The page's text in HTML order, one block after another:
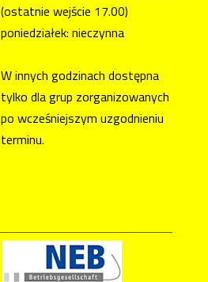
(ostatnie wejście 17.00)
poniedziałek: nieczynna
W innych godzinach dostępna
tylko dla grup zorganizowanych
po wcześniejszym uzgodnieniu
terminu.